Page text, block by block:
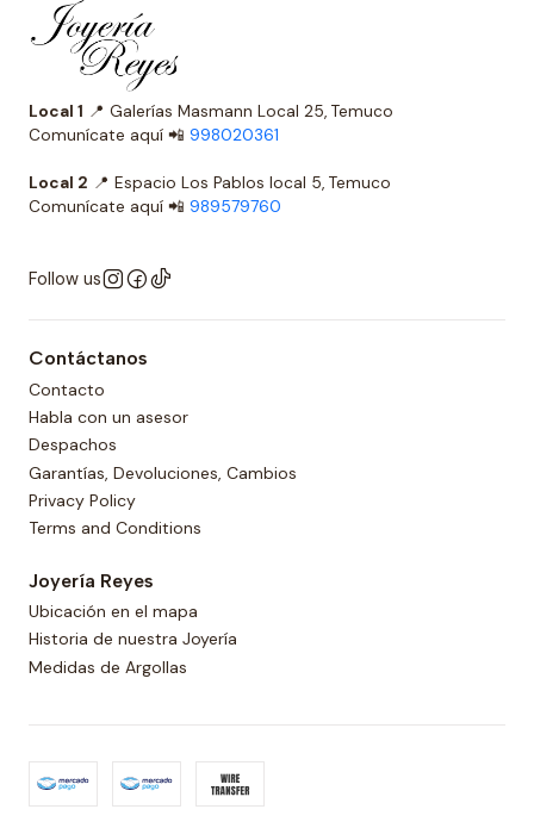
Local 1 📍 Galerías Masmann Local 25, Temuco
Comunícate aquí 📲 998020361
Local 2 📍 Espacio Los Pablos local 5, Temuco
Comunícate aquí 📲 989579760
Follow us
Contáctanos
Contacto
Habla con un asesor
Despachos
Garantías, Devoluciones, Cambios
Privacy Policy
Terms and Conditions
Joyería Reyes
Ubicación en el mapa
Historia de nuestra Joyería
Medidas de Argollas